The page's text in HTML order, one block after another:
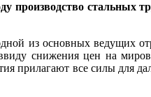
производство стальных
из основных ведущих
снижения цен на
прилагают все силы для